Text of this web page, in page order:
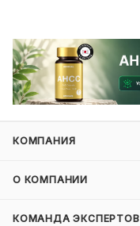
КОМПАНИЯ
О КОМПАНИИ
КОМАНДА ЭКСПЕРТОВ